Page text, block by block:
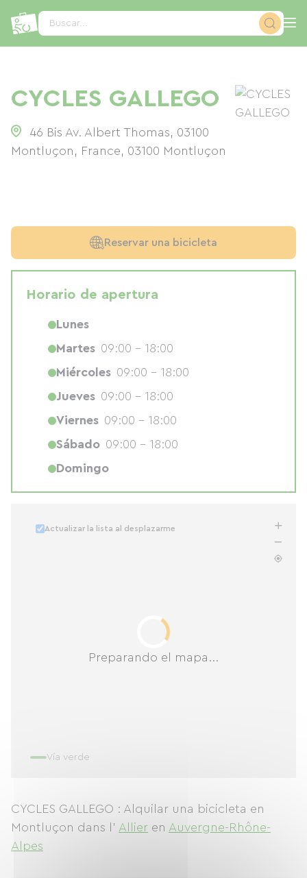
Buscar...
CYCLES GALLEGO
46 Bis Av. Albert Thomas, 03100
Montluçon, France, 03100 Montluçon
Preparando el mapa...
Actualizar la lista al desplazarme
Vía verde
CYCLES GALLEGO : Alquilar una bicicleta en
Montluçon dans l' Allier en Auvergne-Rhône-
Alpes
Reservar una bicicleta
Horario de apertura
Lunes
Martes 09:00 - 18:00
Miércoles 09:00 - 18:00
Jueves 09:00 - 18:00
Viernes 09:00 - 18:00
Sábado 09:00 - 18:00
Domingo
Panel de gestión de cookies